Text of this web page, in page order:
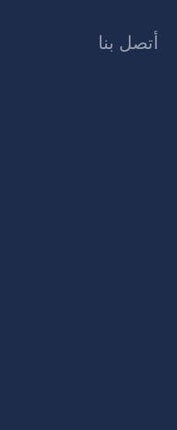
أتصل بنا